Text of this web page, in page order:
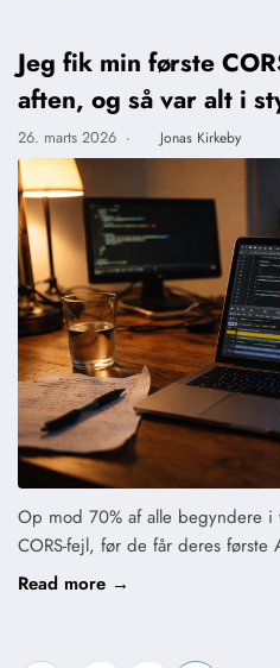
Jeg fik min første
aften, og så var alt i
26. marts 2026 · Jonas Kirkeby
Op mod 70% af alle begyndere
CORS-fejl, før de får deres første
Read more →